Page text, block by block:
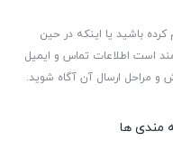
باشید یا اینکه در حین
است اطلاعات تماس و ایمیل
و مراحل ارسال آن آگاه شوید.
مندی ها